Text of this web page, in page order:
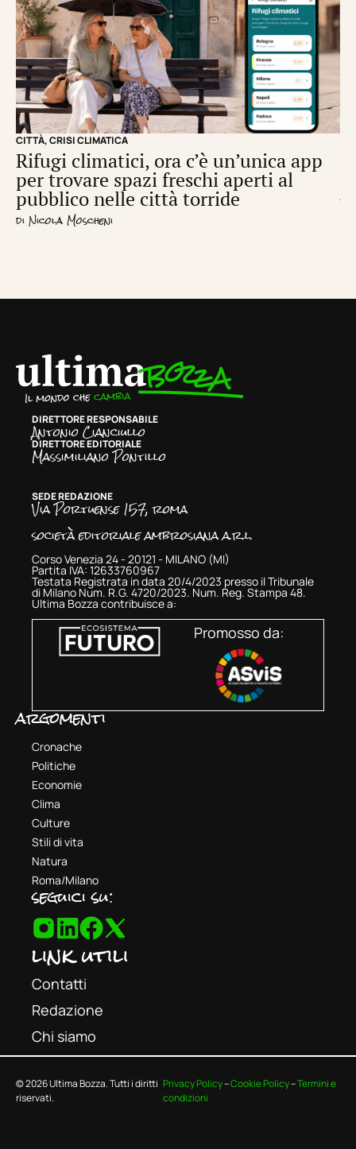
CITTÀ,CRISI CLIMATICA
Rifugi climatici, ora c’è un’unica app
per trovare spazi freschi aperti al
pubblico nelle città torride
di Nicola Moscheni
DIRETTORE RESPONSABILE
Antonio Cianciullo
DIRETTORE EDITORIALE
Massimiliano Pontillo
SEDE REDAZIONE
Via Portuense 157, roma
società editoriale ambrosiana a.r.l.
Corso Venezia 24 - 20121 - MILANO (MI)
Partita IVA: 12633760967
Testata Registrata in data 20/4/2023 presso il Tribunale
di Milano Num. R.G. 4720/2023. Num. Reg. Stampa 48.
Ultima Bozza contribuisce a:
Promosso da:
argomenti
Cronache
Politiche
Economie
Clima
Culture
Stili di vita
Natura
Roma/Milano
seguici su:
link utili
Contatti
Redazione
Chi siamo
© 2026 Ultima Bozza. Tutti i diritti
riservati.
Privacy Policy–Cookie Policy–Termini e
condizioni